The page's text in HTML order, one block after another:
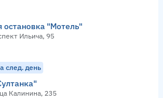
остановка "Мотель"
Ильича, 95
след. день
Калинина, 235